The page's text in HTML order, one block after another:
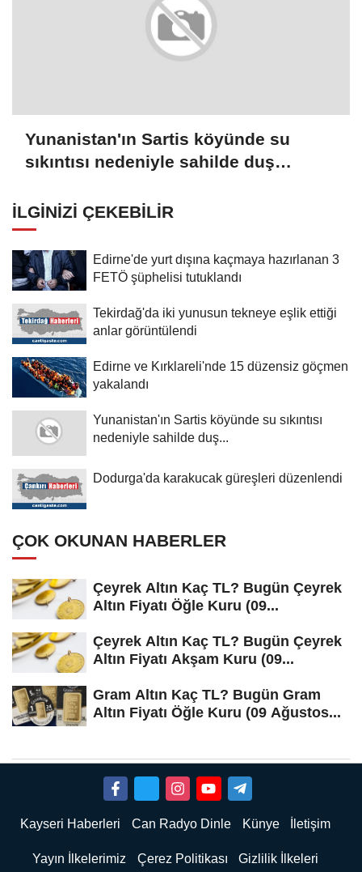
Yunanistan'ın Sartis köyünde su
sıkıntısı nedeniyle sahilde duş
İLGINIZI ÇEKEBILIR
Edirne'de yurt dışına kaçmaya hazırlanan 3
FETÖ şüphelisi tutuklandı
Tekirdağ'da iki yunusun tekneye eşlik ettiği
anlar görüntülendi
Edirne ve Kırklareli'nde 15 düzensiz göçmen
yakalandı
Yunanistan'ın Sartis köyünde su sıkıntısı
nedeniyle sahilde duş...
Dodurga'da karakucak güreşleri düzenlendi
ÇOK OKUNAN HABERLER
Çeyrek Altın Kaç TL? Bugün Çeyrek
Altın Fiyatı Öğle Kuru (09...
Çeyrek Altın Kaç TL? Bugün Çeyrek
Altın Fiyatı Akşam Kuru (09...
Gram Altın Kaç TL? Bugün Gram
Altın Fiyatı Öğle Kuru (09 Ağustos...
Kayseri Haberleri Can Radyo Dinle Künye İletişim
Yayın İlkelerimiz Çerez Politikası Gizlilik İlkeleri